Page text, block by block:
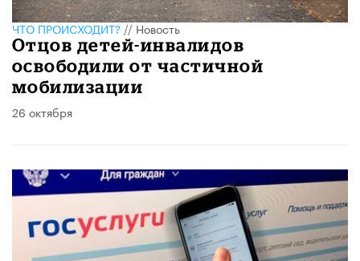
ЧТО ПРОИСХОДИТ?//Новость
Отцов детей-инвалидов
освободили от частичной
мобилизации
26 октября